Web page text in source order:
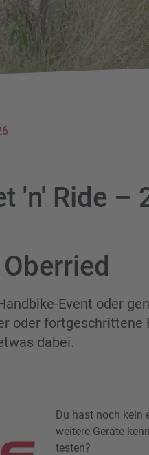
'n' Ride –
Event oder
oder fortgeschrittene
dabei.
Du hast noch kein
weitere Geräte
testen?